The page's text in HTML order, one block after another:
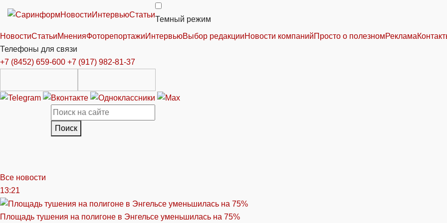
НовостиИнтервьюСтатьи
Темный режим
НовостиСтатьиМненияФоторепортажиИнтервьюВыбор редакцииНовости компанийПросто о полезномРеклама
Телефоны для связи
+7 (8452) 659-600 +7 (917) 982-81-37
Поиск
Все новости
13:21
Площадь тушения на полигоне в Энгельсе уменьшилась на 75%